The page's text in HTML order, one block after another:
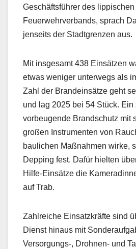
Geschäftsführer des lippischen
Feuerwehrverbands, sprach
jenseits der Stadtgrenzen aus.
Mit insgesamt 438 Einsätzen
etwas weniger unterwegs als
Zahl der Brandeinsätze geht
und lag 2025 bei 54 Stück.
vorbeugende Brandschutz mit
großen Instrumenten von
baulichen Maßnahmen wirke,
Depping fest. Dafür hielten
Hilfe-Einsätze die
auf Trab.
Zahlreiche Einsatzkräfte sind
Dienst hinaus mit
Versorgungs-, Drohnen- und